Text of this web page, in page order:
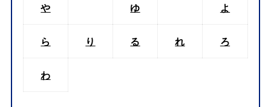
や ゆ よ
ら り る れ ろ
わ